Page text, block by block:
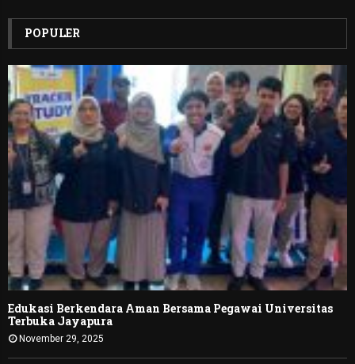
POPULER
Edukasi Berkendara Aman Bersama Pegawai Universitas
Terbuka Jayapura
November 29, 2025